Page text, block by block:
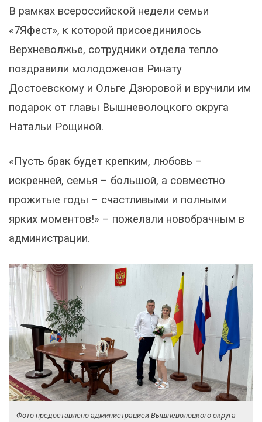
В рамках всероссийской недели семьи
«7Яфест», к которой присоединилось
Верхневолжье, сотрудники отдела тепло
поздравили молодоженов Ринату
Достоевскому и Ольге Дзюровой и вручили им
подарок от главы Вышневолоцкого округа
Натальи Рощиной.
«Пусть брак будет крепким, любовь –
искренней, семья – большой, а совместно
прожитые годы – счастливыми и полными
ярких моментов!» – пожелали новобрачным в
администрации.
Фото предоставлено администрацией Вышневолоцкого округа